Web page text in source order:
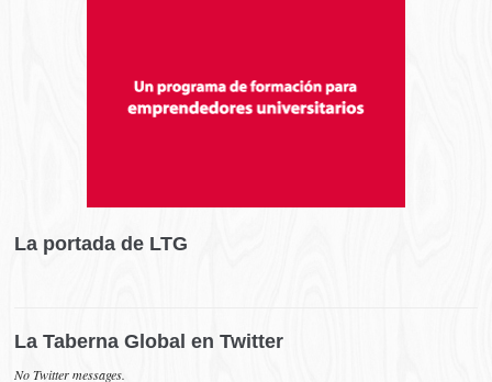
La portada de LTG
La Taberna Global en Twitter
No Twitter messages.